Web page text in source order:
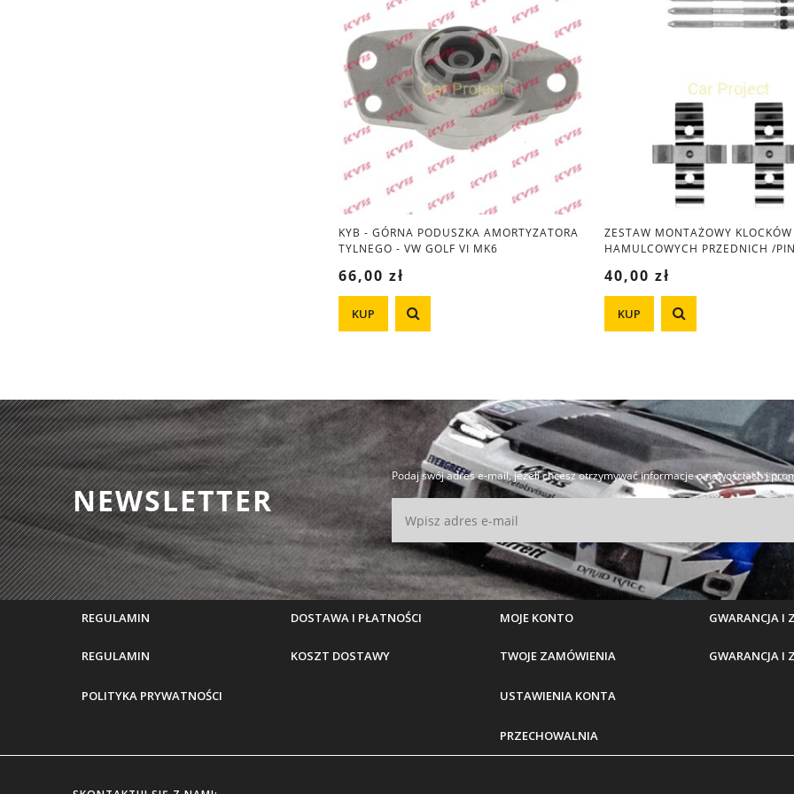
KYB - GÓRNA PODUSZKA AMORTYZATORA
TYLNEGO - VW GOLF VI MK6
66,00 zł
KUP
ZESTAW MONTAŻOWY KLOCKÓW
HAMULCOWYCH PRZEDNICH /
40,00 zł
KUP
NEWSLETTER
Podaj swój adres e-mail, jeżeli chcesz otrzymywać informacje o nowościach i
REGULAMIN
REGULAMIN
POLITYKA PRYWATNOŚCI
DOSTAWA I PŁATNOŚCI
KOSZT DOSTAWY
MOJE KONTO
TWOJE ZAMÓWIENIA
USTAWIENIA KONTA
PRZECHOWALNIA
GWARANCJA I
GWARANCJA I